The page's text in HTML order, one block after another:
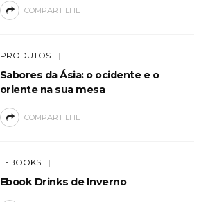
COMPARTILHE
PRODUTOS
Sabores da Ásia: o ocidente e o
oriente na sua mesa
COMPARTILHE
E-BOOKS
Ebook Drinks de Inverno